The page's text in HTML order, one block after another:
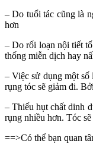
– Do tuổi tác cũng là
hơn
– Do rối loạn nội tiết
thống miễn dịch hay
– Việc sử dụng một
rụng tóc sẽ giảm đi.
– Thiếu hụt chất dinh
rụng nhiều hơn. Tóc
==>Có thể bạn quan